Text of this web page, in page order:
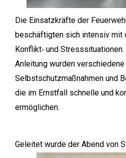
Die Einsatzkräfte der
beschäftigten sich intensiv mit
Konflikt‑ und
Anleitung wurden
Selbstschutzmaßnahmen und
die im Ernstfall schnelle und
ermöglichen.
Geleitet wurde der Abend von